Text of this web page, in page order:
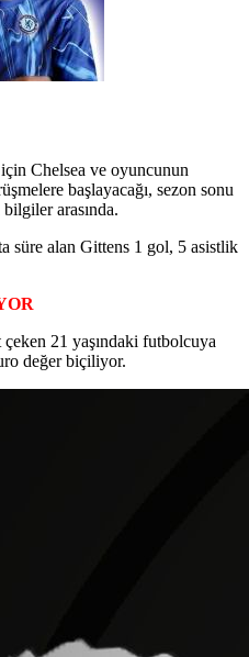
Chelsea ve oyuncunun
başlayacağı, sezon sonu
arasında.
süre alan Gittens 1 gol, 5 asistlik
21 yaşındaki futbolcuya
değer biçiliyor.